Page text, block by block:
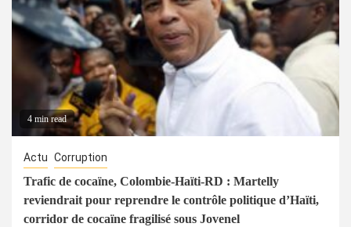
4 min read
Actu Corruption
Trafic de cocaïne, Colombie-Haïti-RD : Martelly
reviendrait pour reprendre le contrôle politique d’Haïti,
corridor de cocaïne fragilisé sous Jovenel